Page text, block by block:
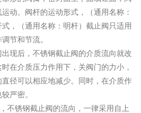
动。阀杆的运动形式，（通用名称：
，（通用名称：明杆）截止阀只适用
节和节流。
现后，不锈钢截止阀的介质流向就改
在介质压力作用下，关阀门的力小，
径可以相应地减少。同时，在介质作
严密。
不锈钢截止阀的流向，一律采用自上